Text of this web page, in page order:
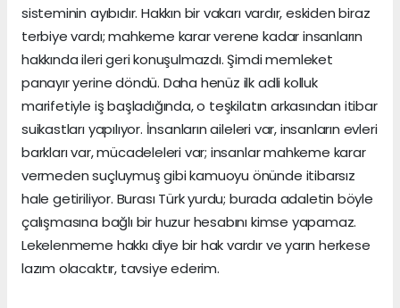
sisteminin ayıbıdır. Hakkın bir vakarı vardır, eskiden biraz
terbiye vardı; mahkeme karar verene kadar insanların
hakkında ileri geri konuşulmazdı. Şimdi memleket
panayır yerine döndü. Daha henüz ilk adli kolluk
marifetiyle iş başladığında, o teşkilatın arkasından itibar
suikastları yapılıyor. İnsanların aileleri var, insanların evleri
barkları var, mücadeleleri var; insanlar mahkeme karar
vermeden suçluymuş gibi kamuoyu önünde itibarsız
hale getiriliyor. Burası Türk yurdu; burada adaletin böyle
çalışmasına bağlı bir huzur hesabını kimse yapamaz.
Lekelenmeme hakkı diye bir hak vardır ve yarın herkese
lazım olacaktır, tavsiye ederim.